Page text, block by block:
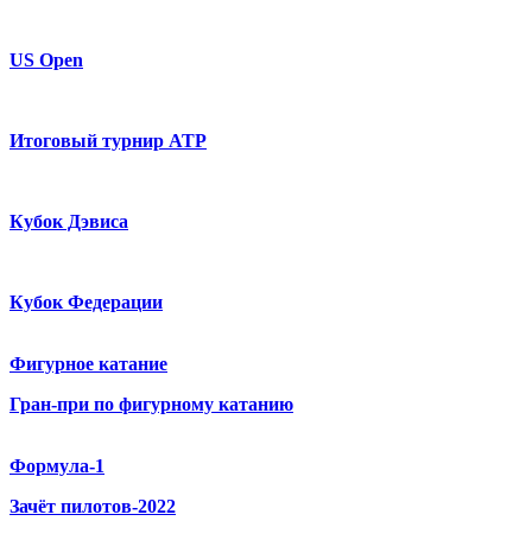
US Open
Итоговый турнир ATP
Кубок Дэвиса
Кубок Федерации
Фигурное катание
Гран-при по фигурному катанию
Формула-1
Зачёт пилотов-2022